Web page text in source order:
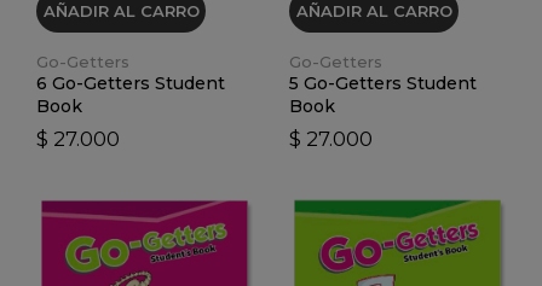
AÑADIR AL CARRO
Go-Getters
6 Go-Getters Student
Book
$ 27.000
AÑADIR AL CARRO
Go-Getters
5 Go-Getters Student
Book
$ 27.000